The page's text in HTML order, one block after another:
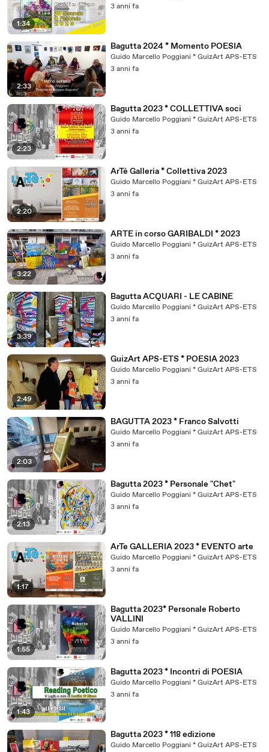
1:34
3 anni fa
2:33
Bagutta 2024 * Momento POESIA
Guido Marcello Poggiani * GuizArt APS-ETS
3 anni fa
2:23
Bagutta 2023 * COLLETTIVA soci
Guido Marcello Poggiani * GuizArt APS-ETS
3 anni fa
2:20
ArTé Galleria * Collettiva 2023
Guido Marcello Poggiani * GuizArt APS-ETS
3 anni fa
3:22
ARTE in corso GARIBALDI * 2023
Guido Marcello Poggiani * GuizArt APS-ETS
3 anni fa
3:39
Bagutta ACQUARI - LE CABINE
Guido Marcello Poggiani * GuizArt APS-ETS
3 anni fa
2:49
GuizArt APS-ETS * POESIA 2023
Guido Marcello Poggiani * GuizArt APS-ETS
3 anni fa
2:03
BAGUTTA 2023 * Franco Salvotti
Guido Marcello Poggiani * GuizArt APS-ETS
3 anni fa
2:13
Bagutta 2023 * Personale "Chet"
Guido Marcello Poggiani * GuizArt APS-ETS
3 anni fa
1:17
ArTe GALLERIA 2023 * EVENTO arte
Guido Marcello Poggiani * GuizArt APS-ETS
3 anni fa
1:55
Bagutta 2023* Personale Roberto
VALLINI
Guido Marcello Poggiani * GuizArt APS-ETS
3 anni fa
1:43
Bagutta 2023 * Incontri di POESIA
Guido Marcello Poggiani * GuizArt APS-ETS
3 anni fa
Bagutta 2023 * 118 edizione
Guido Marcello Poggiani * GuizArt APS-ETS